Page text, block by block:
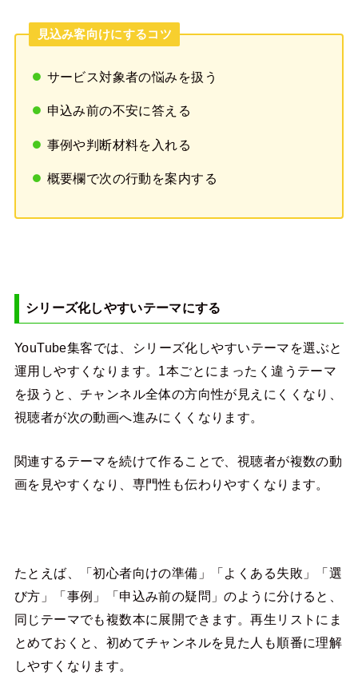
見込み客向けにするコツ
サービス対象者の悩みを扱う
申込み前の不安に答える
事例や判断材料を入れる
概要欄で次の行動を案内する
シリーズ化しやすいテーマにする
YouTube集客では、シリーズ化しやすいテーマを選ぶと
運用しやすくなります。1本ごとにまったく違うテーマ
を扱うと、チャンネル全体の方向性が見えにくくなり、
視聴者が次の動画へ進みにくくなります。
関連するテーマを続けて作ることで、視聴者が複数の動
画を見やすくなり、専門性も伝わりやすくなります。
たとえば、「初心者向けの準備」「よくある失敗」「選
び方」「事例」「申込み前の疑問」のように分けると、
同じテーマでも複数本に展開できます。再生リストにま
とめておくと、初めてチャンネルを見た人も順番に理解
しやすくなります。